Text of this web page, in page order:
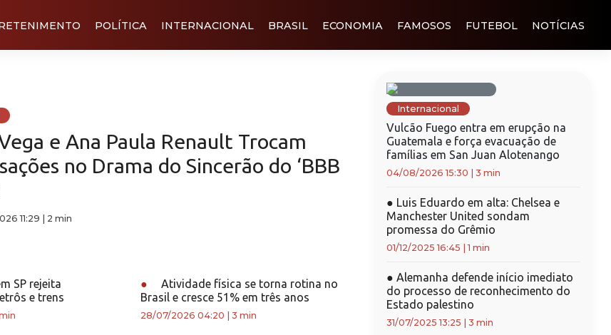
POLÍTICA INTERNACIONAL BRASIL ECONOMIA FAMOSOS FUTEBOL NOTÍCIAS
e Ana Paula Renault Trocam
no Drama do Sincerão do ‘BBB
11:29 2 min
SP rejeita
e trens
●
Atividade física se torna rotina no
Brasil e cresce 51% em três anos
28/07/2026 04:20 3 min
Internacional
Vulcão Fuego entra em erupção na
Guatemala e força evacuação de
famílias em San Juan Alotenango
04/08/2026 15:30 3 min
● Luis Eduardo em alta: Chelsea e
Manchester United sondam
promessa do Grêmio
01/12/2025 16:45 |1 min
● Alemanha defende início imediato
do processo de reconhecimento do
Estado palestino
31/07/2025 13:25 3 min